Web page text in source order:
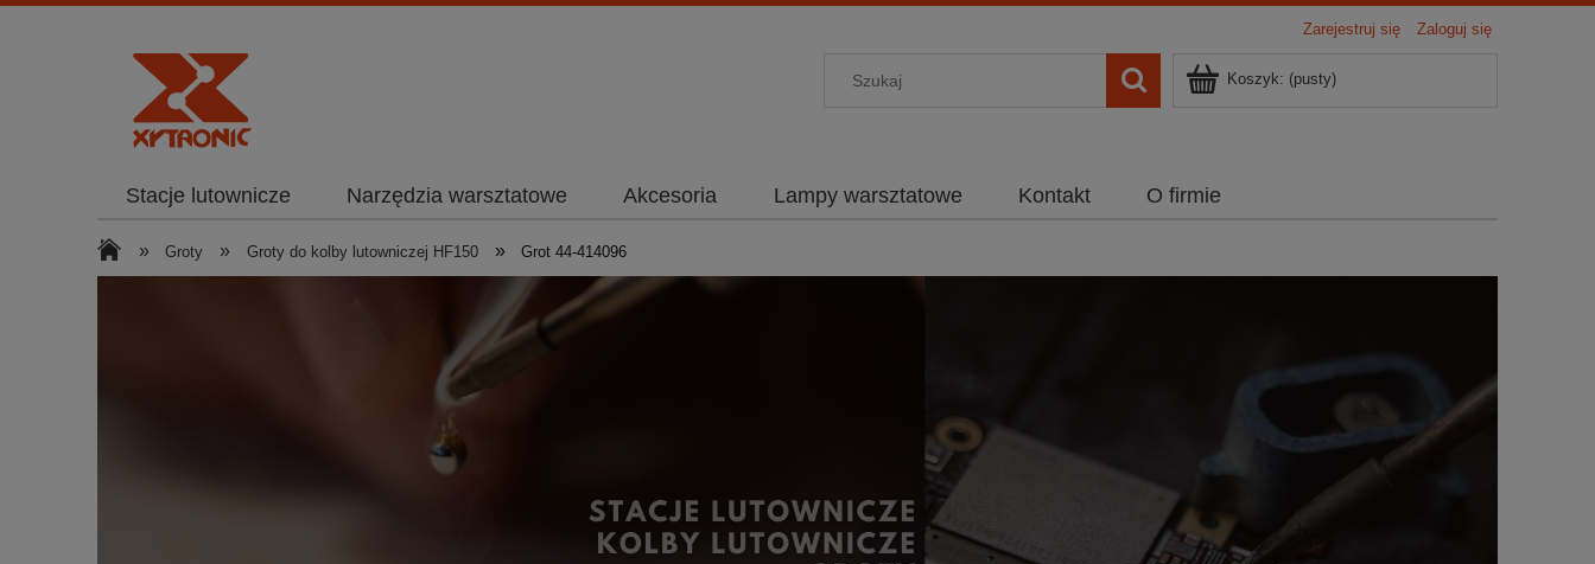
Zarejestruj się Zaloguj się
Koszyk: (pusty)
Stacje lutownicze Narzędzia warsztatowe Akcesoria Lampy warsztatowe Kontakt O firmie
» Groty » Groty do kolby lutowniczej HF150 » Grot 44-414096